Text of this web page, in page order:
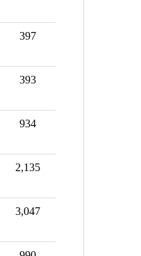
397
393
934
2,135
3,047